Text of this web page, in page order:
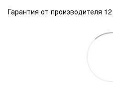
Гарантия от производителя